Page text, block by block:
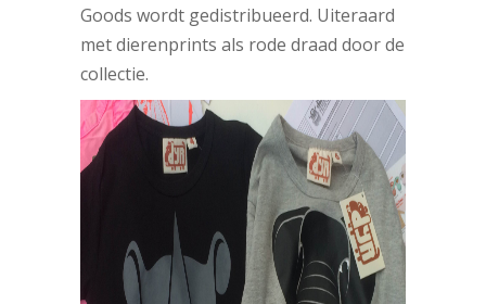
Goods wordt gedistribueerd. Uiteraard
met dierenprints als rode draad door de
collectie.